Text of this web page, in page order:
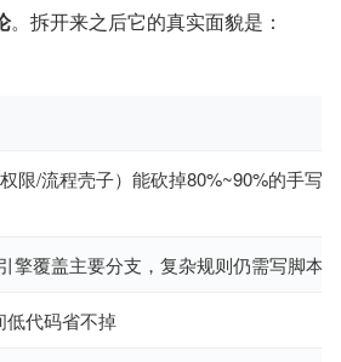
。拆开来之后它的真实面貌是：
限/流程壳子）能砍掉80%~90%的手写
擎覆盖主要分支，复杂规则仍需写脚本
低代码省不掉